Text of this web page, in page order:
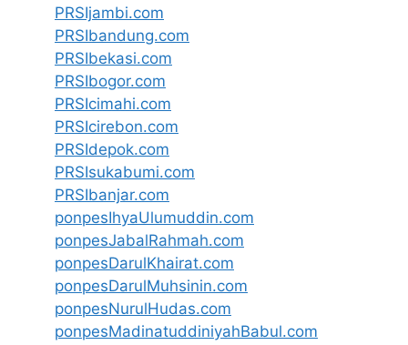
PRSIjambi.com
PRSIbandung.com
PRSIbekasi.com
PRSIbogor.com
PRSIcimahi.com
PRSIcirebon.com
PRSIdepok.com
PRSIsukabumi.com
PRSIbanjar.com
ponpesIhyaUlumuddin.com
ponpesJabalRahmah.com
ponpesDarulKhairat.com
ponpesDarulMuhsinin.com
ponpesNurulHudas.com
ponpesMadinatuddiniyahBabul.com